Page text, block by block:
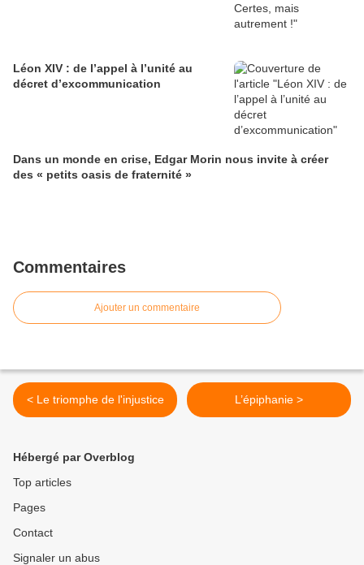
Léon XIV : de l’appel à l’unité au
décret d’excommunication
Dans un monde en crise, Edgar Morin nous invite à créer
des « petits oasis de fraternité »
Commentaires
Ajouter un commentaire
< Le triomphe de l'injustice L’épiphanie >
Hébergé par Overblog
Top articles
Pages
Contact
Signaler un abus